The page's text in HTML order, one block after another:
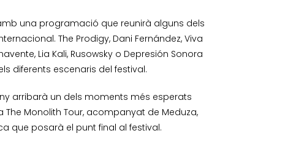
una programació que reunirà alguns dels
The Prodigy, Dani Fernández, Viva
Lia Kali, Rusowsky o Depresión Sonora
diferents escenaris del festival.
arribarà un dels moments més esperats
Monolith Tour, acompanyat de Meduza,
que posarà el punt final al festival.